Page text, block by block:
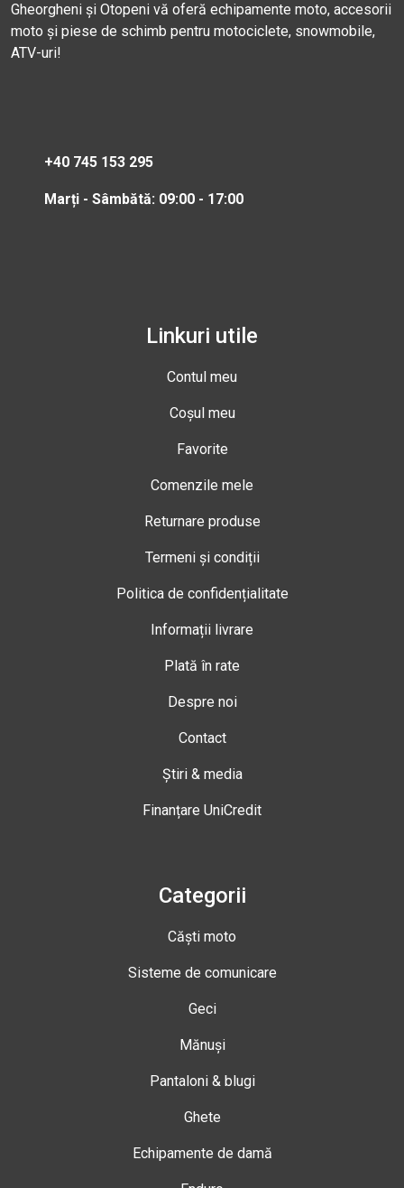
Gheorgheni și Otopeni vă oferă echipamente moto, accesorii
moto și piese de schimb pentru motociclete, snowmobile,
ATV-uri!
+40 745 153 295
Marți - Sâmbătă: 09:00 - 17:00
Linkuri utile
Contul meu
Coșul meu
Favorite
Comenzile mele
Returnare produse
Termeni și condiții
Politica de confidențialitate
Informații livrare
Plată în rate
Despre noi
Contact
Știri & media
Finanțare UniCredit
Categorii
Căști moto
Sisteme de comunicare
Geci
Mănuși
Pantaloni & blugi
Ghete
Echipamente de damă